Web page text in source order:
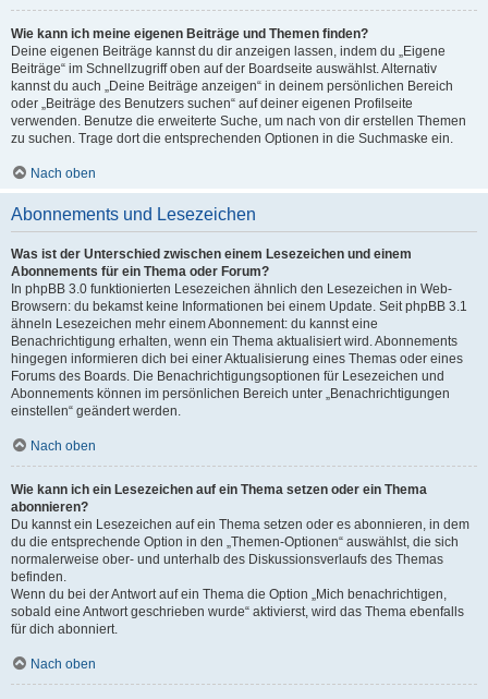
Wie kann ich meine eigenen Beiträge und Themen finden?
Deine eigenen Beiträge kannst du dir anzeigen lassen, indem du „Eigene
Beiträge“ im Schnellzugriff oben auf der Boardseite auswählst. Alternativ
kannst du auch „Deine Beiträge anzeigen“ in deinem persönlichen Bereich
oder „Beiträge des Benutzers suchen“ auf deiner eigenen Profilseite
verwenden. Benutze die erweiterte Suche, um nach von dir erstellen Themen
zu suchen. Trage dort die entsprechenden Optionen in die Suchmaske ein.
Nach oben
Abonnements und Lesezeichen
Was ist der Unterschied zwischen einem Lesezeichen und einem
Abonnements für ein Thema oder Forum?
In phpBB 3.0 funktionierten Lesezeichen ähnlich den Lesezeichen in Web-
Browsern: du bekamst keine Informationen bei einem Update. Seit phpBB 3.1
ähneln Lesezeichen mehr einem Abonnement: du kannst eine
Benachrichtigung erhalten, wenn ein Thema aktualisiert wird. Abonnements
hingegen informieren dich bei einer Aktualisierung eines Themas oder eines
Forums des Boards. Die Benachrichtigungsoptionen für Lesezeichen und
Abonnements können im persönlichen Bereich unter „Benachrichtigungen
einstellen“ geändert werden.
Nach oben
Wie kann ich ein Lesezeichen auf ein Thema setzen oder ein Thema
abonnieren?
Du kannst ein Lesezeichen auf ein Thema setzen oder es abonnieren, in dem
du die entsprechende Option in den „Themen-Optionen“ auswählst, die sich
normalerweise ober- und unterhalb des Diskussionsverlaufs des Themas
befinden.
Wenn du bei der Antwort auf ein Thema die Option „Mich benachrichtigen,
sobald eine Antwort geschrieben wurde“ aktivierst, wird das Thema ebenfalls
für dich abonniert.
Nach oben